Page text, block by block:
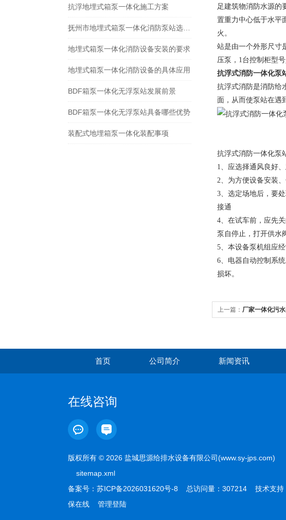
抗浮地埋式箱泵一体化施工方案
地埋式箱泵一体化消防设备安装的要求
地埋式箱泵一体化消防设备的具体应用
BDF箱泵一体化无浮泵站发展前景
BDF箱泵一体化无浮泵站具备哪些优势
装配式地埋箱泵一体化装配事项
足建筑物消防水源的
置重力中心低于水平
火。
站是由一个外形尺寸
压泵，1台控制柜型
抗浮式消防一体化泵
抗浮式消防是消防给
面，从而使泵站在遇
抗浮式消防一体化泵
1、应选择通风良好
2、为方便设备安装
3、选定场地后，要
接通
4、在试车前，应先
泵自停止，打开供水
5、本设备泵机组应
6、电器自动控制系
损坏。
上一篇： 厂家一体化污
首页 公司简介 新闻资讯
在线咨询
版权所有 © 2026 盐城思源给排水设备有限公司(www.sy-jps.com)
sitemap.xml
备案号： 苏ICP备2026031620号-8 总访问量：307214 技术支持
保在线
管理登陆